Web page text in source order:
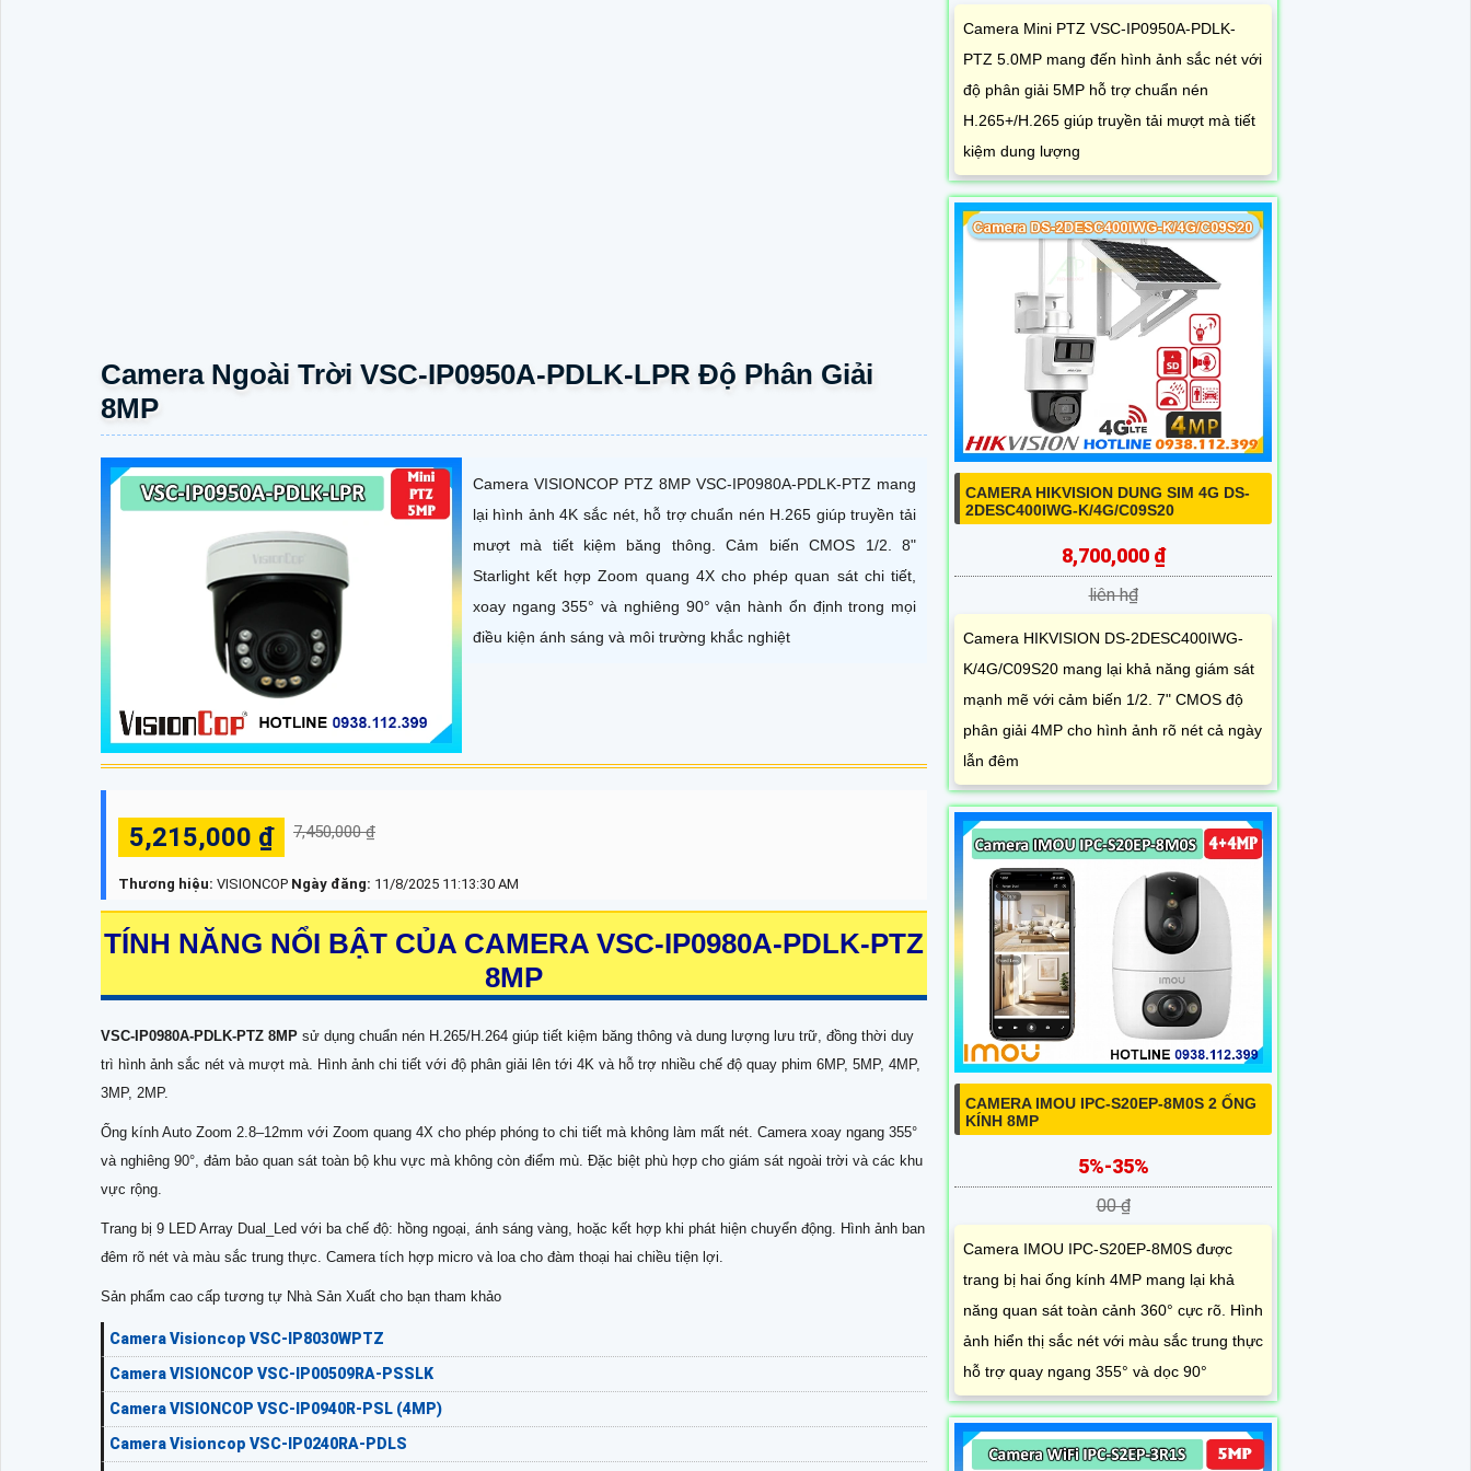
Camera Ngoài Trời VSC-IP0950A-PDLK-LPR Độ Phân Giải
8MP
Camera VISIONCOP PTZ 8MP VSC-IP0980A-PDLK-PTZ mang
lại hình ảnh 4K sắc nét, hỗ trợ chuẩn nén H.265 giúp truyền tải
mượt mà tiết kiệm băng thông. Cảm biến CMOS 1/2. 8"
Starlight kết hợp Zoom quang 4X cho phép quan sát chi tiết,
xoay ngang 355° và nghiêng 90° vận hành ổn định trong mọi
điều kiện ánh sáng và môi trường khắc nghiệt
5,215,000 ₫ 7,450,000 ₫
Thương hiệu: VISIONCOP Ngày đăng: 11/8/2025 11:13:30 AM
TÍNH NĂNG NỔI BẬT CỦA CAMERA VSC-IP0980A-PDLK-PTZ
8MP
VSC-IP0980A-PDLK-PTZ 8MP sử dụng chuẩn nén H.265/H.264 giúp tiết kiệm băng thông và dung lượng lưu trữ, đồng thời duy
trì hình ảnh sắc nét và mượt mà. Hình ảnh chi tiết với độ phân giải lên tới 4K và hỗ trợ nhiều chế độ quay phim 6MP, 5MP, 4MP,
3MP, 2MP.
Ống kính Auto Zoom 2.8–12mm với Zoom quang 4X cho phép phóng to chi tiết mà không làm mất nét. Camera xoay ngang 355°
và nghiêng 90°, đảm bảo quan sát toàn bộ khu vực mà không còn điểm mù. Đặc biệt phù hợp cho giám sát ngoài trời và các khu
vực rộng.
Trang bị 9 LED Array Dual_Led với ba chế độ: hồng ngoại, ánh sáng vàng, hoặc kết hợp khi phát hiện chuyển động. Hình ảnh ban
đêm rõ nét và màu sắc trung thực. Camera tích hợp micro và loa cho đàm thoại hai chiều tiện lợi.
Sản phẩm cao cấp tương tự Nhà Sản Xuất cho bạn tham khảo
Camera Visioncop VSC-IP8030WPTZ
Camera VISIONCOP VSC-IP00509RA-PSSLK
Camera VISIONCOP VSC-IP0940R-PSL (4MP)
Camera Visioncop VSC-IP0240RA-PDLS
Camera Mini PTZ VSC-IP0950A-PDLK-
PTZ 5.0MP mang đến hình ảnh sắc nét với
độ phân giải 5MP hỗ trợ chuẩn nén
H.265+/H.265 giúp truyền tải mượt mà tiết
kiệm dung lượng
CAMERA HIKVISION DUNG SIM 4G DS-
2DESC400IWG-K/4G/C09S20
8,700,000 ₫
liên h₫
Camera HIKVISION DS-2DESC400IWG-
K/4G/C09S20 mang lại khả năng giám sát
mạnh mẽ với cảm biến 1/2. 7" CMOS độ
phân giải 4MP cho hình ảnh rõ nét cả ngày
lẫn đêm
CAMERA IMOU IPC-S20EP-8M0S 2 ỐNG
KÍNH 8MP
5%-35%
00 ₫
Camera IMOU IPC-S20EP-8M0S được
trang bị hai ống kính 4MP mang lại khả
năng quan sát toàn cảnh 360° cực rõ. Hình
ảnh hiển thị sắc nét với màu sắc trung thực
hỗ trợ quay ngang 355° và dọc 90°